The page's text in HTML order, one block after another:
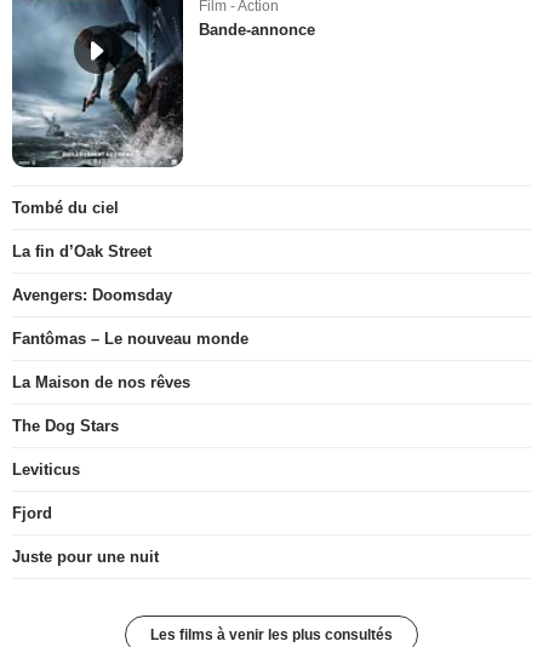
Film - Action
Bande-annonce
Tombé du ciel
La fin d’Oak Street
Avengers: Doomsday
Fantômas – Le nouveau monde
La Maison de nos rêves
The Dog Stars
Leviticus
Fjord
Juste pour une nuit
Les films à venir les plus consultés